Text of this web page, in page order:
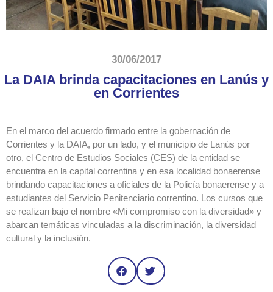
30/06/2017
La DAIA brinda capacitaciones en Lanús y
en Corrientes
En el marco del acuerdo firmado entre la gobernación de
Corrientes y la DAIA, por un lado, y el municipio de Lanús por
otro, el Centro de Estudios Sociales (CES) de la entidad se
encuentra en la capital correntina y en esa localidad bonaerense
brindando capacitaciones a oficiales de la Policía bonaerense y a
estudiantes del Servicio Penitenciario correntino. Los cursos que
se realizan bajo el nombre «Mi compromiso con la diversidad» y
abarcan temáticas vinculadas a la discriminación, la diversidad
cultural y la inclusión.